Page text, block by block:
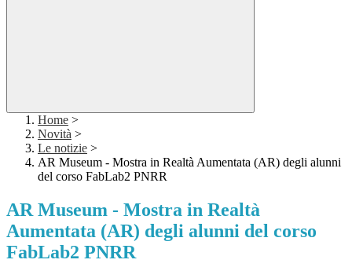
Home >
Novità >
Le notizie >
AR Museum - Mostra in Realtà Aumentata (AR) degli alunni
del corso FabLab2 PNRR
AR Museum - Mostra in Realtà
Aumentata (AR) degli alunni del corso
FabLab2 PNRR